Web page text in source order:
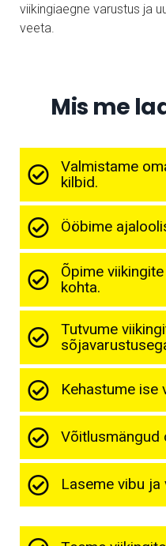
viikingiaegne varustus ja
veeta.
Mis me
Valmistame
kilbid.
Ööbime
Õpime
kohta.
Tutvume
Kehastume ise
Võitlusmängud
Laseme vibu ja